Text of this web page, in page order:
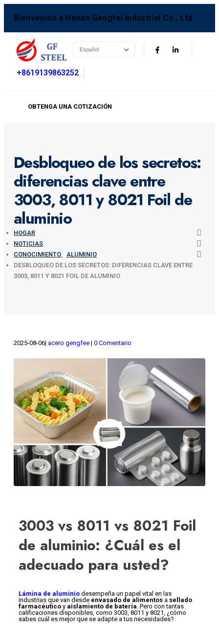
Bienvenido a Henan Gengfei Industrial Co., Ltd.
+8619139863252
OBTENGA UNA COTIZACIÓN
Desbloqueo de los secretos:
diferencias clave entre
3003, 8011 y 8021 Foil de
aluminio
HOGAR
NOTICIAS
CONOCIMIENTO
ALUMINIO
DESBLOQUEO DE LOS SECRETOS: DIFERENCIAS CLAVE ENTRE
3003, 8011 Y 8021 FOIL DE ALUMINIO
2025-08-06 acero gengfee 0 Comentario
3003 vs 8011 vs 8021 Foil
de aluminio: ¿Cuál es el
adecuado para usted?
Lámina de aluminio desempeña un papel vital en las
industrias que van desde envasado de alimentos a sellado
farmacéutico y aislamiento de batería. Pero con tantas
calificaciones disponibles, como 3003, 8011 y 8021, ¿cómo
sabes cuál es mejor que se adapte a tus necesidades?